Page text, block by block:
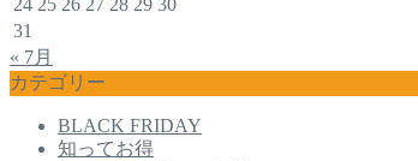
24 25 26 27 28 29 30
31
« 7月
カテゴリー
BLACK FRIDAY
知ってお得